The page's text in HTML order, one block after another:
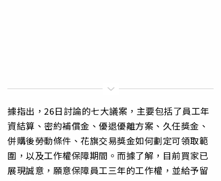
據指出，26日討論的七大議案，主要包括了員工年
資結算、密約補償金、優退優離方案、久任獎金、
併購後勞動條件、花旗交易獎金如何劃定可領取範
圍，以及工作權保障期間。而據了解，目前買家已
展現誠意，願意保障員工三年的工作權，並給予留